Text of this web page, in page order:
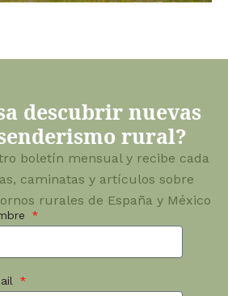
descubrir nuevas
rural?
boletín mensual y recibe cada
caminatas y artículos sobre
rurales de España y México